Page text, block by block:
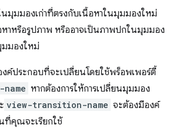
มุมมองเก่าที่ตรงกับเนื้อหาในมุมมองใหม่
าหรือรูปภาพ หรืออาจเป็นภาพปกในมุมมอง
มมองใหม่
ประกอบที่จะเปลี่ยนโดยใช้พร็อพเพอร์ตี้
หากต้องการให้การเปลี่ยนมุมมอง
view-transition-name จะต้องมีองค์
ที่คุณจะเรียกใช้